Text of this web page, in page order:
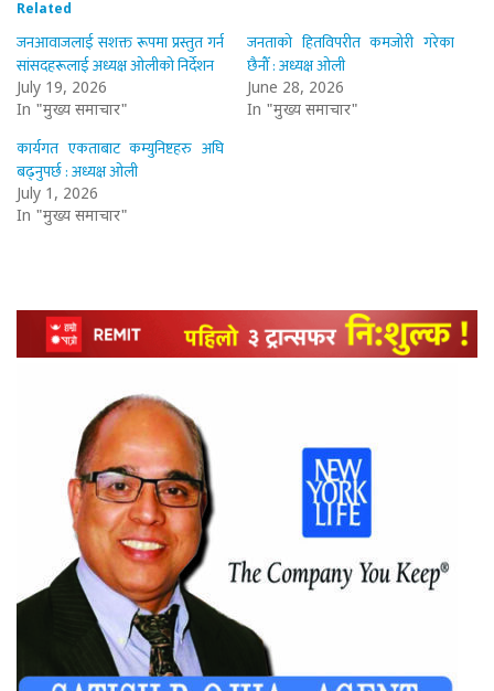
Related
जनआवाजलाई सशक्त रूपमा प्रस्तुत गर्न
सांसदहरूलाई अध्यक्ष ओलीको निर्देशन
July 19, 2026
In "मुख्य समाचार"
जनताको हितविपरीत कमजोरी गरेका
छैनौँ : अध्यक्ष ओली
June 28, 2026
In "मुख्य समाचार"
कार्यगत एकताबाट कम्युनिष्टहरु अघि
बढ्नुपर्छ : अध्यक्ष ओली
July 1, 2026
In "मुख्य समाचार"